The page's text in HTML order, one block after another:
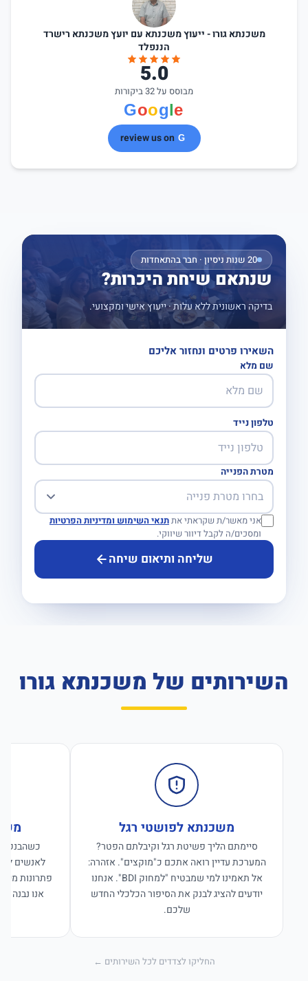
משכנתא גורו - ייעוץ משכנתא עם יועץ משכנתא רישרד
הננפלד
5.0
מבוסס על 32 ביקורות
review us on
20 שנות ניסיון · חבר בהתאחדות
שנתאם שיחת היכרות?
בדיקה ראשונית ללא עלות · ייעוץ אישי ומקצועי.
השאירו פרטים ונחזור אליכם
שם מלא
טלפון נייד
מטרת הפנייה
אני מאשר/ת שקראתי אתתנאי השימוש ומדיניות הפרטיות
ומסכים/ה לקבל דיוור שיווקי.
שליחה ותיאום שיחה
השירותים של משכנתא גורו
משכנתא לפושטי רגל
סיימתם הליך פשיטת רגל וקיבלתם הפטר?
המערכת עדיין רואה אתכם כ"מוקצים". אזהרה:
אל תאמינו למי שמבטיח "למחוק BDI". אנחנו
יודעים להציג לבנק את הסיפור הכלכלי החדש
שלכם.
לאנשים
פתרונות
אנו נבנה
החליקו לצדדים לכל השירותים ←